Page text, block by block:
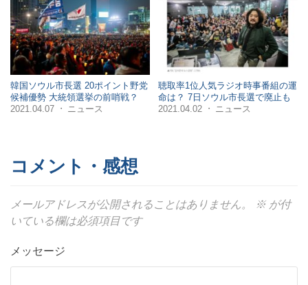
韓国ソウル市長選 20ポイント野党
候補優勢 大統領選挙の前哨戦？
2021.04.07
・ ニュース
聴取率1位人気ラジオ時事番組の運
命は？ 7日ソウル市長選で廃止も
2021.04.02
・ ニュース
コメント・感想
メールアドレスが公開されることはありません。 ※ が付
いている欄は必須項目です
メッセージ